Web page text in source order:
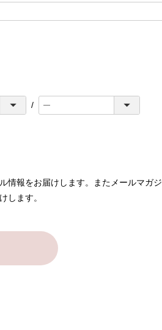
情報をお届けします。またメールマガジ
します。